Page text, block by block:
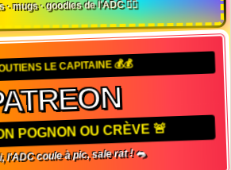
· mugs · goodies de l'ADC 🏴‍☠️
LE CAPITAINE 💰💰
POGNON OU CRÈVE 🚨
l'ADC coule à pic, sale rat ! 🐀